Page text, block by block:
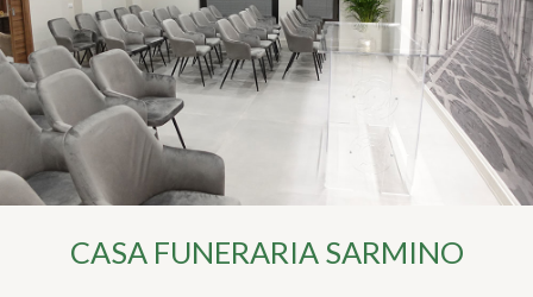
CASA FUNERARIA SARMINO